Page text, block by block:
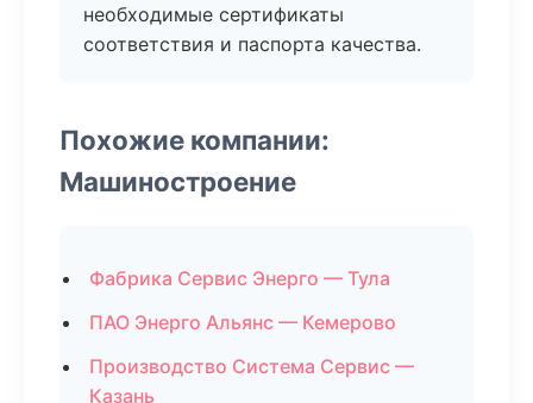
необходимые сертификаты
соответствия и паспорта качества.
Похожие компании:
Машиностроение
Фабрика Сервис Энерго — Тула
ПАО Энерго Альянс — Кемерово
Производство Система Сервис —
Казань